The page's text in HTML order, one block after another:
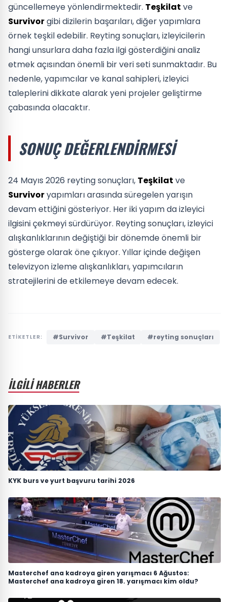
güncellemeye yönlendirmektedir. Teşkilat ve
Survivorgibi dizilerin başarıları, diğer yapımlara
örnek teşkil edebilir. Reyting sonuçları, izleyicilerin
hangi unsurlara daha fazla ilgi gösterdiğini analiz
etmek açısından önemli bir veri seti sunmaktadır. Bu
nedenle, yapımcılar ve kanal sahipleri, izleyici
taleplerini dikkate alarak yeni projeler geliştirme
çabasında olacaktır.
SONUÇ DEĞERLENDIRMESI
24 Mayıs 2026 reyting sonuçları, Teşkilat ve
Survivoryapımları arasında süregelen yarışın
devam ettiğini gösteriyor. Her iki yapım da izleyici
ilgisini çekmeyi sürdürüyor. Reyting sonuçları, izleyici
alışkanlıklarının değiştiği bir dönemde önemli bir
gösterge olarak öne çıkıyor. Yıllar içinde değişen
televizyon izleme alışkanlıkları, yapımcıların
stratejilerini de etkilemeye devam edecek.
ETİKETLER: #Survivor #Teşkilat #reyting sonuçları
İLGİLİ HABERLER
KYK burs ve yurt başvuru tarihi 2026
Masterchef ana kadroya giren yarışmacı 6 Ağustos:
Masterchef ana kadroya giren 18. yarışmacı kim oldu?